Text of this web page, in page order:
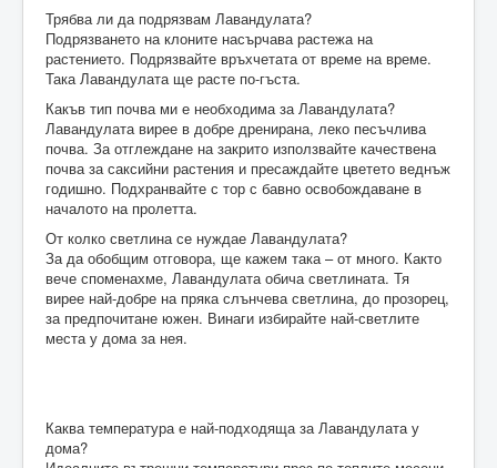
Трябва ли да подрязвам Лавандулата?
Подрязването на клоните насърчава растежа на
растението. Подрязвайте връхчетата от време на време.
Така Лавандулата ще расте по-гъста.
Какъв тип почва ми е необходима за Лавандулата?
Лавандулата вирее в добре дренирана, леко песъчлива
почва. За отглеждане на закрито използвайте качествена
почва за саксийни растения и пресаждайте цветето веднъж
годишно. Подхранвайте с тор с бавно освобождаване в
началото на пролетта.
От колко светлина се нуждае Лавандулата?
За да обобщим отговора, ще кажем така – от много. Както
вече споменахме, Лавандулата обича светлината. Тя
вирее най-добре на пряка слънчева светлина, до прозорец,
за предпочитане южен. Винаги избирайте най-светлите
места у дома за нея.
Каква температура е най-подходяща за Лавандулата у
дома?